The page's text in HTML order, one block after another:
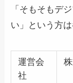
「そもそもデ
い」という方
運営会
社